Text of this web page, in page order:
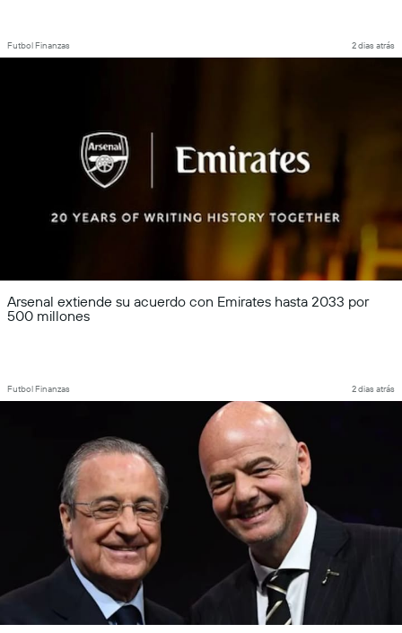
Futbol Finanzas 2 dias atrás
Arsenal extiende su acuerdo con Emirates hasta 2033 por
500 millones
Futbol Finanzas 2 dias atrás